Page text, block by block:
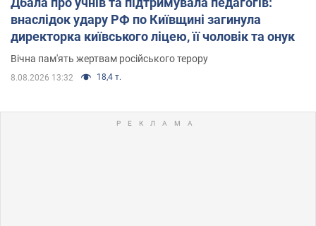
внаслідок удару РФ по Київщині загинула
директорка київського ліцею, її чоловік та онук
Вічна пам'ять жертвам російського терору
8.08.2026 13:32 18,4 т.